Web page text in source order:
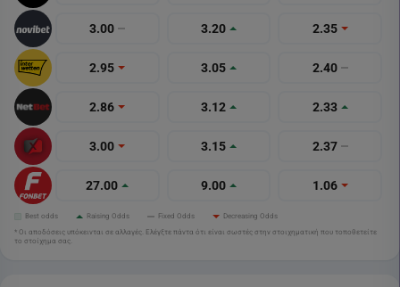
3.00 3.20 2.35
2.95 3.05 2.40
2.86 3.12 2.33
3.00 3.15 2.37
27.00 9.00 1.06
Best odds Raising Odds Fixed Odds
Decreasing Odds
* Οι αποδόσεις υπόκεινται σε αλλαγές. Ελέγξτε πάντα ότι είναι σωστές στην στοιχηματική που τοποθετείτε
το στοίχημα σας.